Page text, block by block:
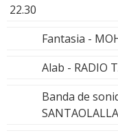
22.30
Fantasia -
Alab - RADIO
Banda de
SANTAOLALLA